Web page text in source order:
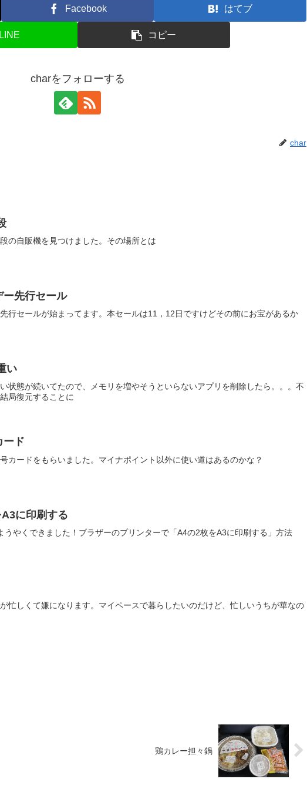
Facebook はてブ
LINE コピー
charをフォローする
char
の自販機を見つけました。その場所とは
ー先行セール
行セールが始まってます。本セールは11，12日ですけどその前にお宝があるか
い
状態が続いてたので、メモリを増やそうといらないアプリを削除したら。。。不
局復元することに
ード
カードをもらいました。マイナポイント以外に使い道はあるのかな？
に印刷する
うやくできました！ブラザーのプリンターで「A4の2枚をA3に印刷する」方法
忙しくて嫌になります。マイペースで暮らしたいのだけど、忙しいうちが華なの
鶏カレー担々鍋